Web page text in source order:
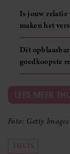
Is jouw relatie
maken het
Dit
goedkoopste
LEES MEER
Foto: Getty Images
THUIS